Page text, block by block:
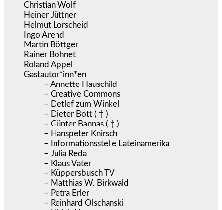
Christian Wolf
Heiner Jüttner
Helmut Lorscheid
Ingo Arend
Martin Böttger
Rainer Bohnet
Roland Appel
Gastautor*inn*en
– Annette Hauschild
– Creative Commons
– Detlef zum Winkel
– Dieter Bott ( † )
– Günter Bannas ( † )
– Hanspeter Knirsch
– Informationsstelle Lateinamerika
– Julia Reda
– Klaus Vater
– Küppersbusch TV
– Matthias W. Birkwald
– Petra Erler
– Reinhard Olschanski